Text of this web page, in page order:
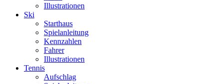
Illustrationen
Ski
Starthaus
Spielanleitung
Kennzahlen
Fahrer
Illustrationen
Tennis
Aufschlag